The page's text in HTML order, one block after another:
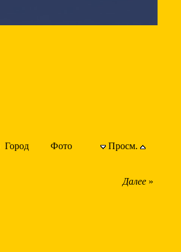
Город Фото Просм.
Далее »